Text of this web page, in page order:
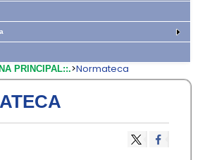
PRINCIPAL::.>Normateca